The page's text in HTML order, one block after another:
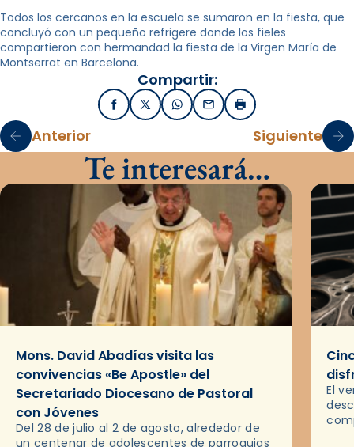
Todos los cercanos en la escuela se sumaron en la fiesta, que
concluyó con un pequeño refrigere donde los fieles
compartieron con hermandad la fiesta de la Virgen María de
Montserrat en Barcelona.
Compartir:
FacebookX / TwitterWhatsApp
EmailImprimir
Anterior Siguiente
Te interesará…
Mons. David Abadías visita las
convivencias «Be Apostle» del
Secretariado Diocesano de Pastoral
con Jóvenes
Del 28 de julio al 2 de agosto, alrededor de
un centenar de adolescentes de parroquias
El